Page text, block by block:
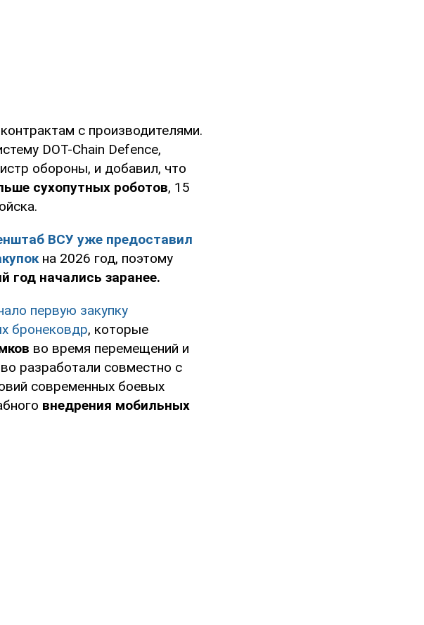
с производителями.
DOT-Chain Defence,
обороны, и добавил, что
сухопутных роботов, 15
ВСУ уже предоставил
на 2026 год, поэтому
год начались заранее.
первую закупку
бронековдр, которые
во время перемещений и
разработали совместно с
современных боевых
внедрения мобильных